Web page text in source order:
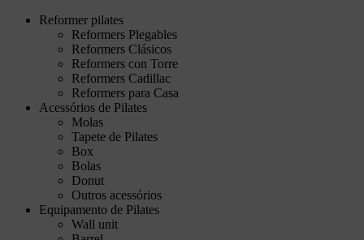
Reformer pilates
Reformers Plegables
Reformers Clásicos
Reformers con Torre
Reformers Cadillac
Reformers para Casa
Acessórios de Pilates
Molas
Tapete de Pilates
Box
Bolas
Donut
Outros acessórios
Equipamento de Pilates
Wall unit